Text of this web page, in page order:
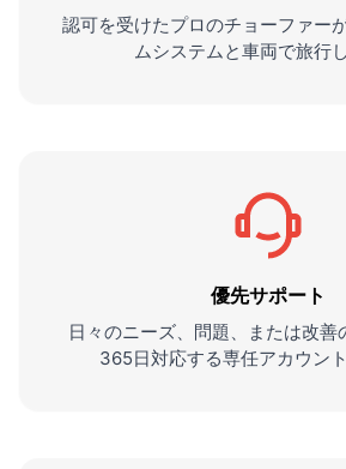
認可を受けたプロのチョーファー
ムシステムと車両で旅行し
優先サポート
日々のニーズ、問題、または改
365日対応する専任アカウント